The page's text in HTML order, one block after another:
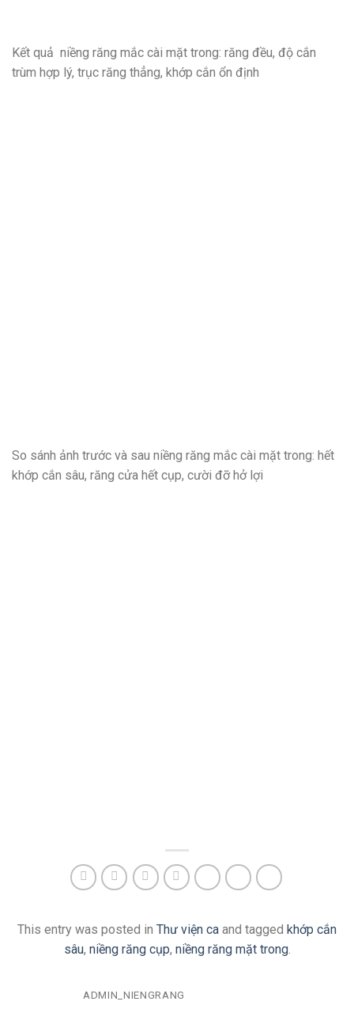
Kết quả niềng răng mắc cài mặt trong: răng đều, độ cắn
trùm hợp lý, trục răng thẳng, khớp cắn ổn định
So sánh ảnh trước và sau niềng răng mắc cài mặt trong: hết
khớp cắn sâu, răng cửa hết cụp, cười đỡ hở lợi
This entry was posted in Thư viện ca and tagged khớp cắn
sâu, niềng răng cụp, niềng răng mặt trong.
ADMIN_NIENGRANG